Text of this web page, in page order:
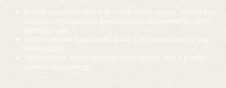
Eventi: creazione ad hoc di eventi ludici, sociali, istituzionali,
formativi e programma Amabassador, con partner di calibro
internazionale.
Social network tradizionali: guida e informativa per la vita
universitaria.
Applicazione: social network universitario, vera e propria
cassetta degli attrezzi.